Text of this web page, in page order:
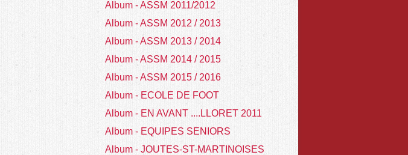
Album - ASSM 2011/2012
Album - ASSM 2012 / 2013
Album - ASSM 2013 / 2014
Album - ASSM 2014 / 2015
Album - ASSM 2015 / 2016
Album - ECOLE DE FOOT
Album - EN AVANT ....LLORET 2011
Album - EQUIPES SENIORS
Album - JOUTES-ST-MARTINOISES